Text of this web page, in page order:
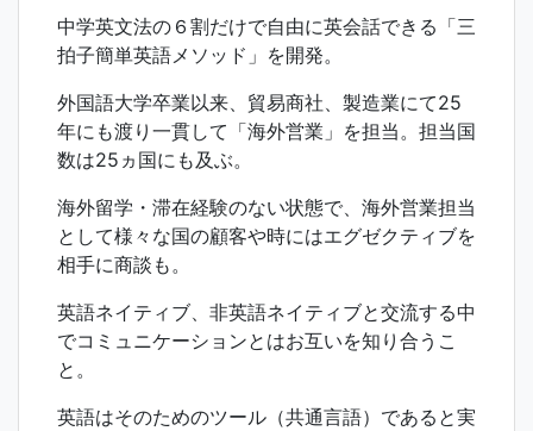
中学英文法の６割だけで自由に英会話できる「三
拍子簡単英語メソッド」を開発。
外国語大学卒業以来、貿易商社、製造業にて25
年にも渡り一貫して「海外営業」を担当。担当国
数は25ヵ国にも及ぶ。
海外留学・滞在経験のない状態で、海外営業担当
として様々な国の顧客や時にはエグゼクティブを
相手に商談も。
英語ネイティブ、非英語ネイティブと交流する中
でコミュニケーションとはお互いを知り合うこ
と。
英語はそのためのツール（共通言語）であると実